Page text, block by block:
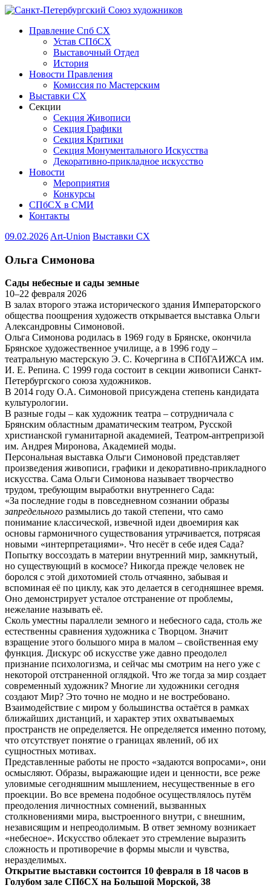
Правление Спб СХ
Устав СПбСХ
Выставочный Отдел
История
Новости Правления
Комиссия по Мастерским
Выставки СХ
Секции
Секция Живописи
Секция Графики
Секция Критики
Секция Монументального Искусства
Декоративно-прикладное искусство
Новости
Мероприятия
Конкурсы
СПбСХ в СМИ
Контакты
09.02.2026 Art-Union Выставки СХ
Ольга Симонова
Сады небесные и сады земные
10–22 февраля 2026
В залах второго этажа исторического здания Императорского
общества поощрения художеств открывается выставка Ольги
Александровны Симоновой.
Ольга Симонова родилась в 1969 году в Брянске, окончила
Брянское художественное училище, а в 1996 году –
театральную мастерскую Э. С. Кочергина в СПбГАИЖСА им.
И. Е. Репина. С 1999 года состоит в секции живописи Санкт-
Петербургского союза художников.
В 2014 году О.А. Симоновой присуждена степень кандидата
культурологии.
В разные годы – как художник театра – сотрудничала с
Брянским областным драматическим театром, Русской
христианской гуманитарной академией, Театром-антрепризой
им. Андрея Миронова, Академией моды.
Персональная выставка Ольги Симоновой представляет
произведения живописи, графики и декоративно-прикладного
искусства. Сама Ольги Симонова называет творчество
трудом, требующим выработки внутреннего Сада:
«За последние годы в повседневном сознании образы
запредельного размылись до такой степени, что само
понимание классической, извечной идеи двоемирия как
основы гармоничного существования утрачивается, потрясая
новыми «интерпретациями». Что несёт в себе идея Сада?
Попытку воссоздать в материи внутренний мир, замкнутый,
но существующий в космосе? Никогда прежде человек не
боролся с этой дихотомией столь отчаянно, забывая и
вспоминая её по циклу, как это делается в сегодняшнее время.
Оно демонстрирует усталое отстранение от проблемы,
нежелание называть её.
Сколь уместны параллели земного и небесного сада, столь же
естественны сравнения художника с Творцом. Значит
взращение этого большого мира в малом – свойственная ему
функция. Дискурс об искусстве уже давно преодолел
признание психологизма, и сейчас мы смотрим на него уже с
некоторой отстраненной оглядкой. Что же тогда за мир создает
современный художник? Многие ли художники сегодня
создают Мир? Это точно не модно и не востребовано.
Взаимодействие с миром у большинства остаётся в рамках
ближайших дистанций, и характер этих охватываемых
пространств не определяется. Не определяется именно потому,
что отсутствует понятие о границах явлений, об их
сущностных мотивах.
Представленные работы не просто «задаются вопросами», они
осмысляют. Образы, выражающие идеи и ценности, все реже
уловимые сегодняшним мышлением, несущественные в его
проекции. Во все времена подобное осуществлялось путём
преодоления личностных сомнений, вызванных
столкновениями мира, выстроенного внутри, с внешним,
независящим и непреодолимым. В ответ земному возникает
«небесное». Искусство облекает это стремление выразить
сложность и противоречие в формы мысли и чувства,
неразделимых.
Открытие выставки состоится 10 февраля в 18 часов в
Голубом зале СПбСХ на Большой Морской, 38